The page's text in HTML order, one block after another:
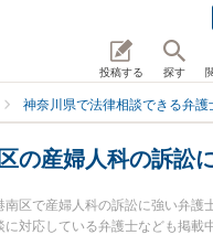
投稿する 探す
神奈川県で法律相談できる弁護
の産婦人科の訴訟
区で産婦人科の訴訟に強い弁護
対応している弁護士なども掲載